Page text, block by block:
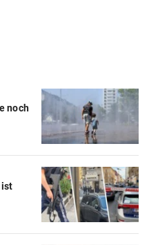
noch
ist